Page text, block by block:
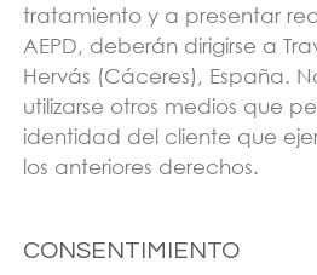
tratamiento y a presentar
AEPD, deberán dirigirse a
Hervás (Cáceres), España.
utilizarse otros medios que
identidad del cliente que
los anteriores derechos.
CONSENTIMIENTO